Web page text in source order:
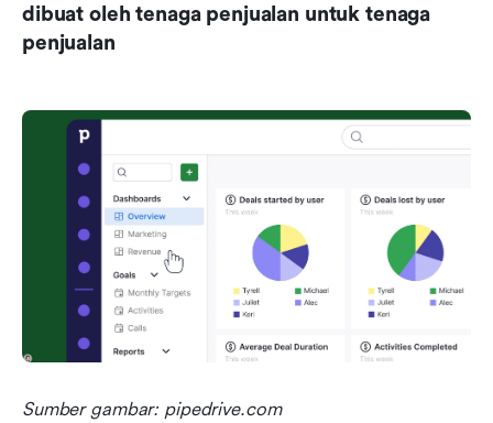
dibuat oleh tenaga penjualan untuk tenaga
penjualan
Sumber gambar: pipedrive.com